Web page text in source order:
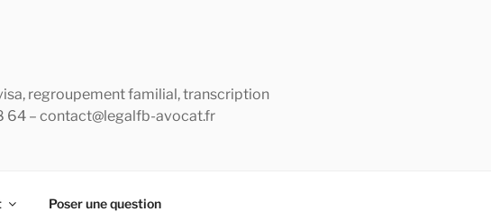
regroupement familial, transcription
64 – contact@legalfb-avocat.fr
Poser une question